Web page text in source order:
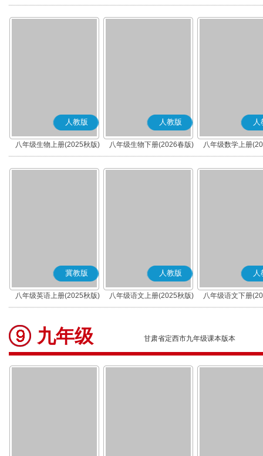
秋版)(部编版)
春版)(部编版)
人教版
八年级生物上册(2025秋版)
人教版
八年级生物下册(2026春版)
人
八年级数学上册
冀教版
八年级英语上册(2025秋版)
人教版
八年级语文上册(2025秋版)
(部编版)
人
八年级语文下册
(部编版)
九年级 甘肃省定西市九年级课本版本